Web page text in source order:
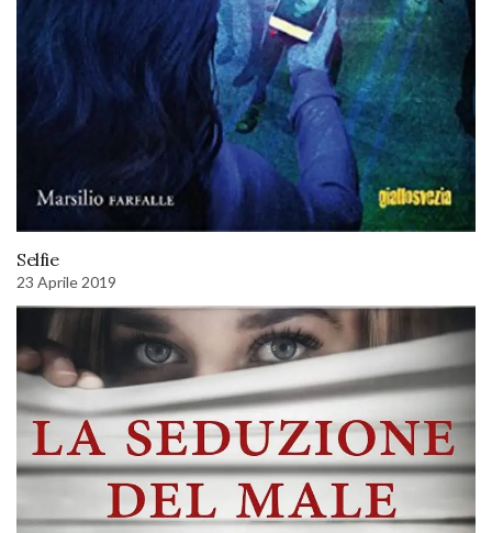
Selfie
23 Aprile 2019